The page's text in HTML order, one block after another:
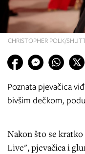
CHRISTOPHER POLK/
Poznata pjevačica
bivšim dečkom,
Nakon što se
Live", pjevačica i